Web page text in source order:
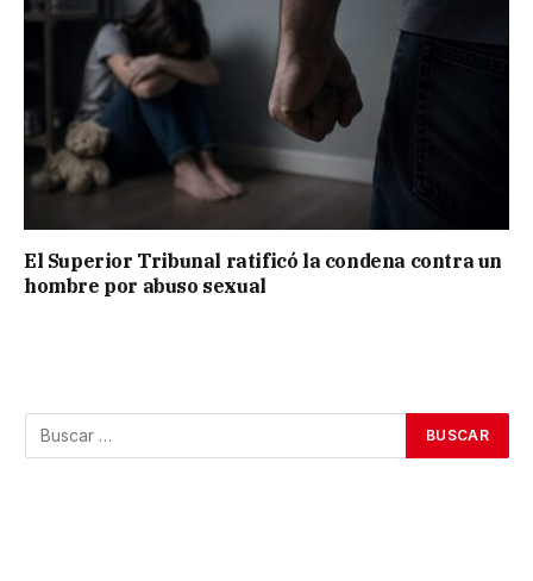
El Superior Tribunal ratificó la condena contra un
hombre por abuso sexual